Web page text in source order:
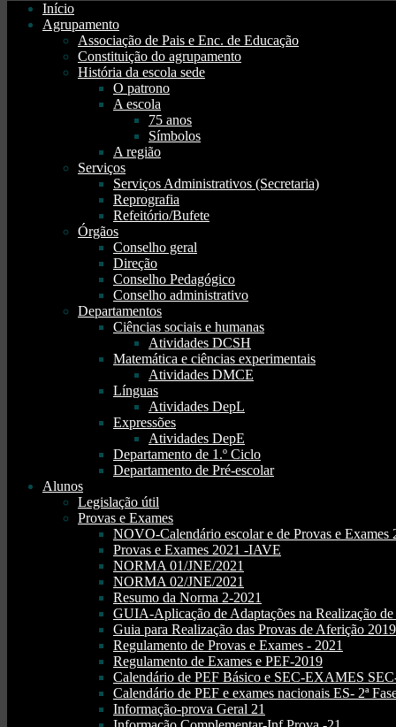
Início
Agrupamento
Associação de Pais e Enc. de Educação
Constituição do agrupamento
História da escola sede
O patrono
A escola
75 anos
Símbolos
A região
Serviços
Serviços Administrativos (Secretaria)
Reprografia
Refeitório/Bufete
Órgãos
Conselho geral
Direção
Conselho Pedagógico
Conselho administrativo
Departamentos
Ciências sociais e humanas
Atividades DCSH
Matemática e ciências experimentais
Atividades DMCE
Línguas
Atividades DepL
Expressões
Atividades DepE
Departamento de 1.º Ciclo
Departamento de Pré-escolar
Alunos
Legislação útil
Provas e Exames
NOVO-Calendário escolar e de Provas e Exames
Provas e Exames 2021 -IAVE
NORMA 01/JNE/2021
NORMA 02/JNE/2021
Resumo da Norma 2-2021
GUIA-Aplicação de Adaptações na Realização
Guia para Realização das Provas de Aferição 2019
Regulamento de Provas e Exames - 2021
Regulamento de Exames e PEF-2019
Calendário de PEF Básico e SEC-EXAMES
Calendário de PEF e exames nacionais ES- 2ª
Informação-prova Geral 21